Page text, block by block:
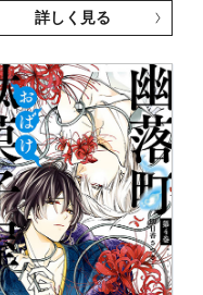
詳しく見る